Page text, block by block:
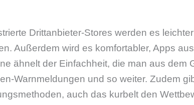
Drittanbieter-Stores werden es
Außerdem wird es komfortabler, Apps
ähnelt der Einfachheit, die man aus dem
Warnmeldungen und so weiter. Zudem
auch das kurbelt den